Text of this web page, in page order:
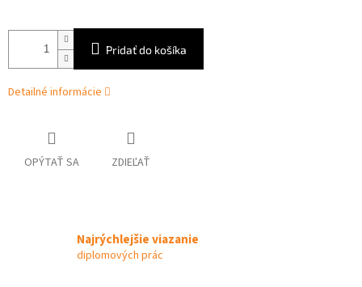
Pridať do košíka
Detailné informácie
OPÝTAŤ SA ZDIEĽAŤ
Najrýchlejšie viazanie
diplomových prác